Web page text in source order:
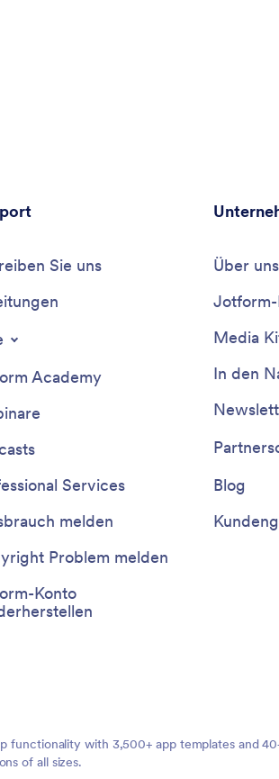
Sie uns
Academy
Services
melden
Problem melden
Konto
Über uns
Jotform-
Media
In den
Blog
with 3,500+ app templates and
of all sizes.